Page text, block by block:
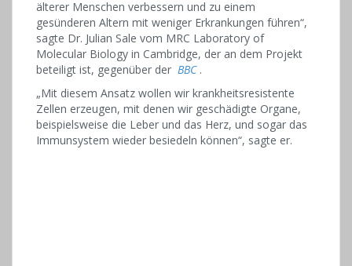
älterer Menschen verbessern und zu einem
gesünderen Altern mit weniger Erkrankungen führen“,
sagte Dr. Julian Sale vom MRC Laboratory of
Molecular Biology in Cambridge, der an dem Projekt
beteiligt ist, gegenüber der BBC.
„Mit diesem Ansatz wollen wir krankheitsresistente
Zellen erzeugen, mit denen wir geschädigte Organe,
beispielsweise die Leber und das Herz, und sogar das
Immunsystem wieder besiedeln können“, sagte er.